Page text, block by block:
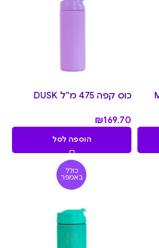
כוס קפה 475 מ״ל DUSK
₪169.70
הוספה לסל
כולל
באמפר